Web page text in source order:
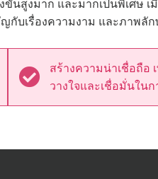
นสูงมาก และมากเป็นพิเศษ
กับเรื่องความงาม และภาพ
สร้างความน่าเชื่อถือ
วางใจและเชื่อมั่นใน